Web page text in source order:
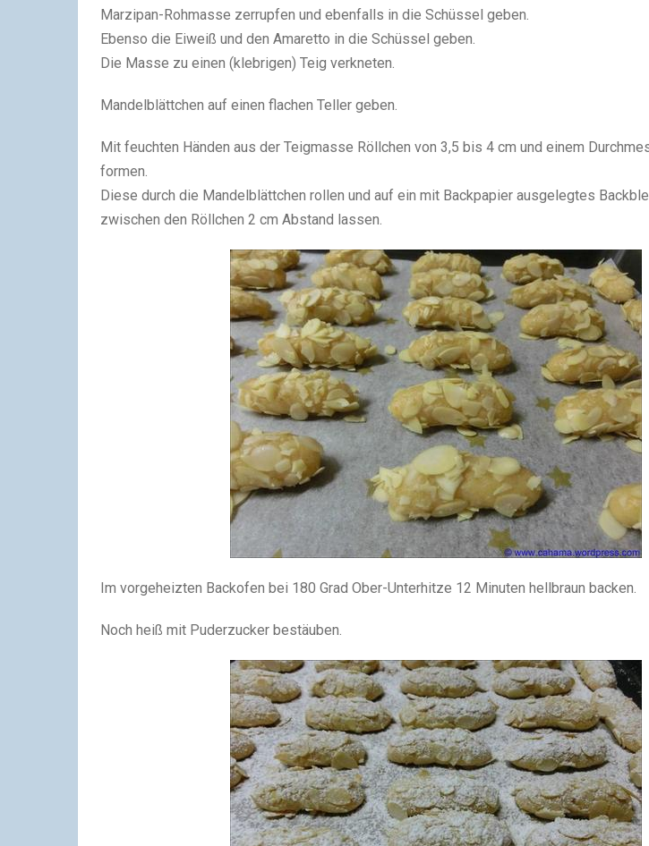
Marzipan-Rohmasse zerrupfen und ebenfalls in die Schüssel geben.
Ebenso die Eiweiß und den Amaretto in die Schüssel geben.
Die Masse zu einen (klebrigen) Teig verkneten.
Mandelblättchen auf einen flachen Teller geben.
Mit feuchten Händen aus der Teigmasse Röllchen von 3,5 bis 4 cm und einem
formen.
Diese durch die Mandelblättchen rollen und auf ein mit Backpapier ausgelegtes
zwischen den Röllchen 2 cm Abstand lassen.
Im vorgeheizten Backofen bei 180 Grad Ober-Unterhitze 12 Minuten hellbraun backen.
Noch heiß mit Puderzucker bestäuben.